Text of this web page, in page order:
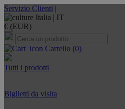
Servizio Clienti |
Italia | IT
€ (EUR)
Carrello (0)
Tutti i prodotti
Biglietti da visita